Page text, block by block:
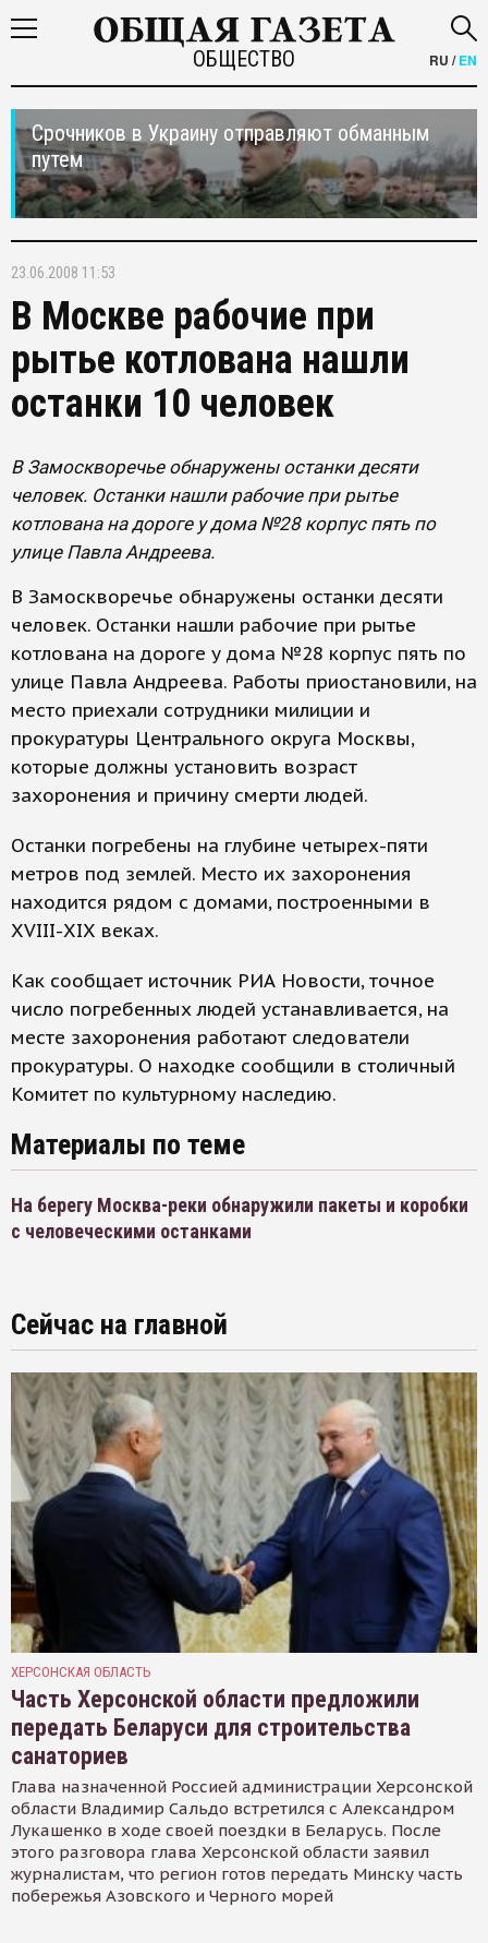
ОБЩЕСТВО RU /EN
Срочников в Украину отправляют обманным
путем
23.06.2008 11:53
В Москве рабочие при
рытье котлована нашли
останки 10 человек
В Замоскворечье обнаружены останки десяти
человек. Останки нашли рабочие при рытье
котлована на дороге у дома №28 корпус пять по
улице Павла Андреева.
В Замоскворечье обнаружены останки десяти
человек. Останки нашли рабочие при рытье
котлована на дороге у дома №28 корпус пять по
улице Павла Андреева. Работы приостановили, на
место приехали сотрудники милиции и
прокуратуры Центрального округа Москвы,
которые должны установить возраст
захоронения и причину смерти людей.
Останки погребены на глубине четырех-пяти
метров под землей. Место их захоронения
находится рядом с домами, построенными в
XVIII-XIX веках.
Как сообщает источник РИА Новости, точное
число погребенных людей устанавливается, на
месте захоронения работают следователи
прокуратуры. О находке сообщили в столичный
Комитет по культурному наследию.
Материалы по теме
На берегу Москва-реки обнаружили пакеты и коробки
с человеческими останками
Сейчас на главной
ХЕРСОНСКАЯ ОБЛАСТЬ
Часть Херсонской области предложили
передать Беларуси для строительства
санаториев
Глава назначенной Россией администрации Херсонской
области Владимир Сальдо встретился с Александром
Лукашенко в ходе своей поездки в Беларусь. После
этого разговора глава Херсонской области заявил
журналистам, что регион готов передать Минску часть
побережья Азовского и Черного морей